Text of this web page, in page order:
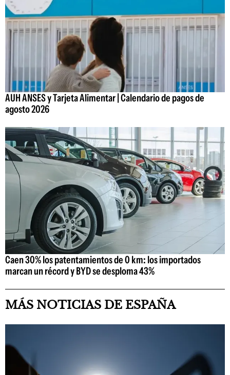
AUH ANSES y Tarjeta Alimentar | Calendario de pagos de
agosto 2026
Caen 30% los patentamientos de 0 km: los importados
marcan un récord y BYD se desploma 43%
MÁS NOTICIAS DE ESPAÑA